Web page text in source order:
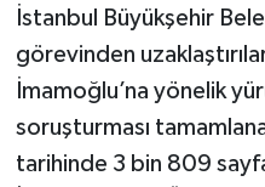
İstanbul Büyükşehir
görevinden
İmamoğlu’na yönelik
soruşturması
tarihinde 3 bin 809